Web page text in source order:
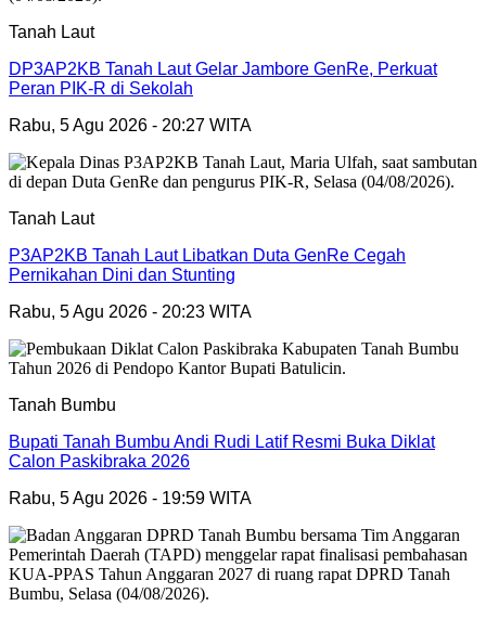
Tanah Laut
DP3AP2KB Tanah Laut Gelar Jambore GenRe, Perkuat
Peran PIK-R di Sekolah
Rabu, 5 Agu 2026 - 20:27 WITA
Tanah Laut
P3AP2KB Tanah Laut Libatkan Duta GenRe Cegah
Pernikahan Dini dan Stunting
Rabu, 5 Agu 2026 - 20:23 WITA
Tanah Bumbu
Bupati Tanah Bumbu Andi Rudi Latif Resmi Buka Diklat
Calon Paskibraka 2026
Rabu, 5 Agu 2026 - 19:59 WITA